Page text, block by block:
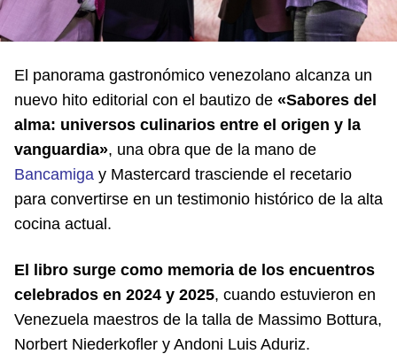
El panorama gastronómico venezolano alcanza un
nuevo hito editorial con el bautizo de «Sabores del
alma: universos culinarios entre el origen y la
vanguardia», una obra que de la mano de
Bancamiga y Mastercard trasciende el recetario
para convertirse en un testimonio histórico de la alta
cocina actual.
El libro surge como memoria de los encuentros
celebrados en 2024 y 2025, cuando estuvieron en
Venezuela maestros de la talla de Massimo Bottura,
Norbert Niederkofler y Andoni Luis Aduriz.